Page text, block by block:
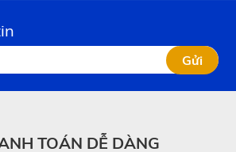
Gửi
TOÁN DỄ DÀNG